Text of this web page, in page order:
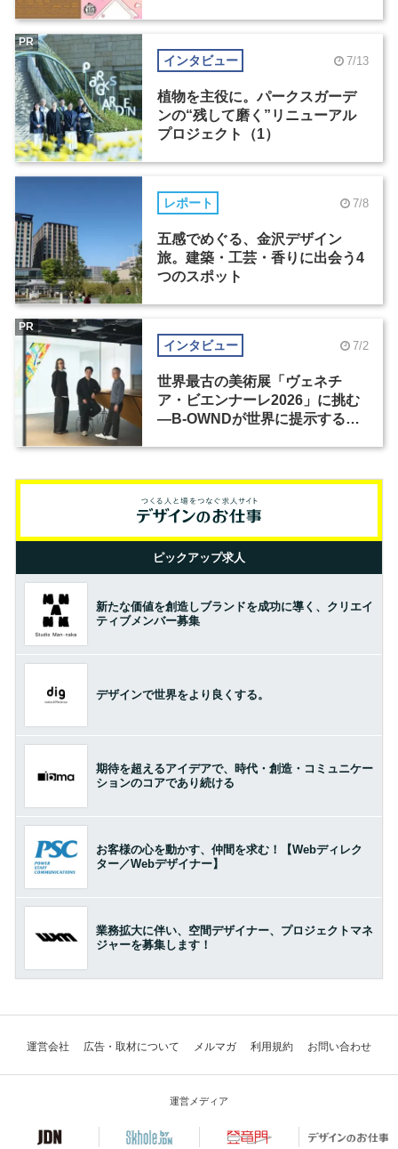
インタビュー 7/13
植物を主役に。パークスガーデ
ンの“残して磨く”リニューアル
プロジェクト（1）
PR
レポート 7/8
五感でめぐる、金沢デザイン
旅。建築・工芸・香りに出会う4
つのスポット
インタビュー 7/2
世界最古の美術展「ヴェネチ
ア・ビエンナーレ2026」に挑む
―B-OWNDが世界に提示する美
PR
ピックアップ求人
新たな価値を創造しブランドを成功に導く、クリエイ
ティブメンバー募集
デザインで世界をより良くする。
期待を超えるアイデアで、時代・創造・コミュニケー
ションのコアであり続ける
お客様の心を動かす、仲間を求む！【Webディレク
ター／Webデザイナー】
業務拡大に伴い、空間デザイナー、プロジェクトマネ
ジャーを募集します！
運営会社 広告・取材について メルマガ 利用規約 お問い合わせ
運営メディア